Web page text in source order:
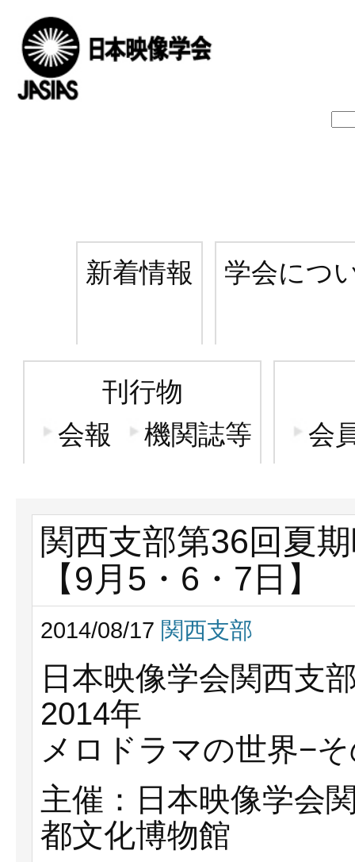
新着情報 学会につ
刊行物
会報
機関誌等 会
関西支部第36回夏
【9月5・6・7日】
2014/08/17 関西支部
日本映像学会関西支
2014年
メロドラマの世界−
主催：日本映像学会
都文化博物館